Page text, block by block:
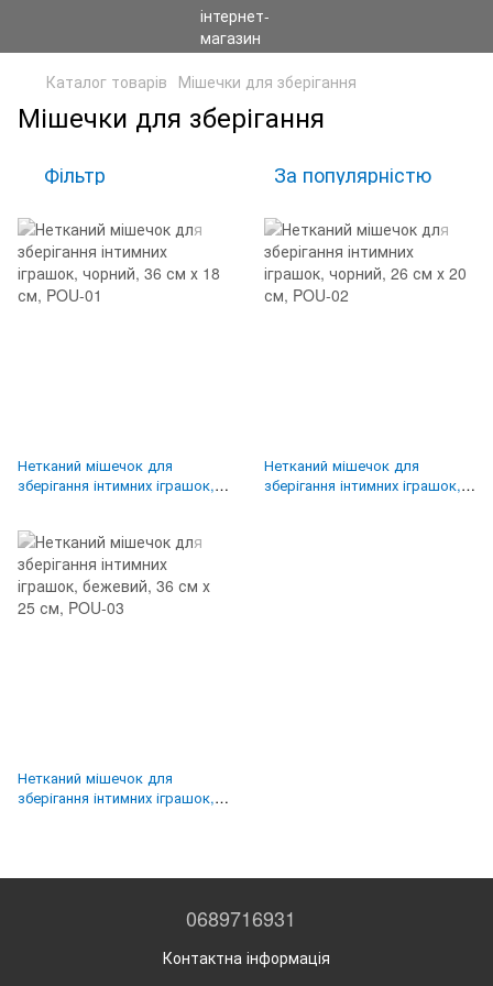
Каталог товарів Мішечки для зберігання
Мішечки для зберігання
Фільтр За популярністю
Нетканий мішечок для
зберігання інтимних іграшок,
Нетканий мішечок для
зберігання інтимних іграшок,
Нетканий мішечок для
зберігання інтимних іграшок,
0689716931
Контактна інформація